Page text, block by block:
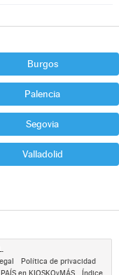
Burgos
Palencia
Segovia
Valladolid
Política de privacidad